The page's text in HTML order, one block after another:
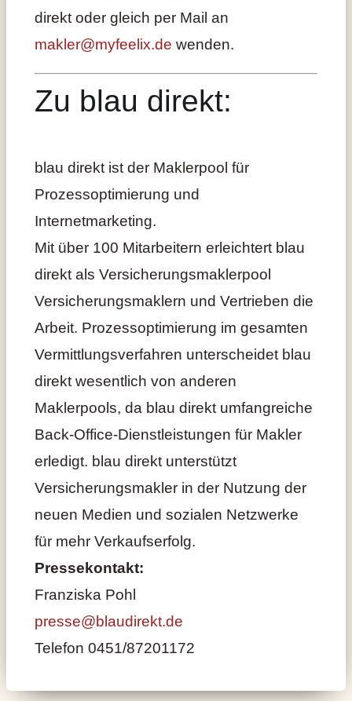
direkt oder gleich per Mail an
makler@myfeelix.de wenden.
Zu blau direkt:
blau direkt ist der Maklerpool für
Prozessoptimierung und
Internetmarketing.
Mit über 100 Mitarbeitern erleichtert blau
direkt als Versicherungsmaklerpool
Versicherungsmaklern und Vertrieben die
Arbeit. Prozessoptimierung im gesamten
Vermittlungsverfahren unterscheidet blau
direkt wesentlich von anderen
Maklerpools, da blau direkt umfangreiche
Back-Office-Dienstleistungen für Makler
erledigt. blau direkt unterstützt
Versicherungsmakler in der Nutzung der
neuen Medien und sozialen Netzwerke
für mehr Verkaufserfolg.
Pressekontakt:
Franziska Pohl
presse@blaudirekt.de
Telefon 0451/87201172